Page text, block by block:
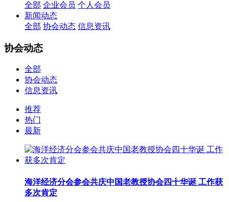
全部 企业会员 个人会员
新闻动态
全部 协会动态 信息资讯
协会动态
全部
协会动态
信息资讯
推荐
热门
最新
海洋经济分会参会共庆中国老教授协会四十华诞 工作获
多次肯定